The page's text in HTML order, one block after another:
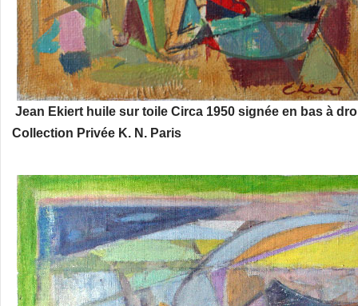
Jean Ekiert huile sur toile Circa 1950 signée en bas à
Collection Privée K. N. Paris